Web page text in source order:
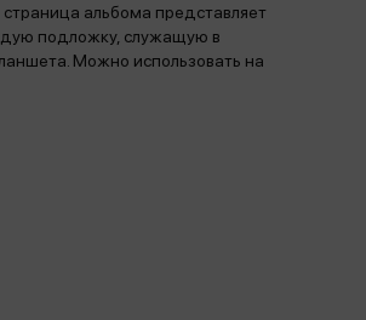
альбома представляет
подложку, служащую в
Можно использовать на